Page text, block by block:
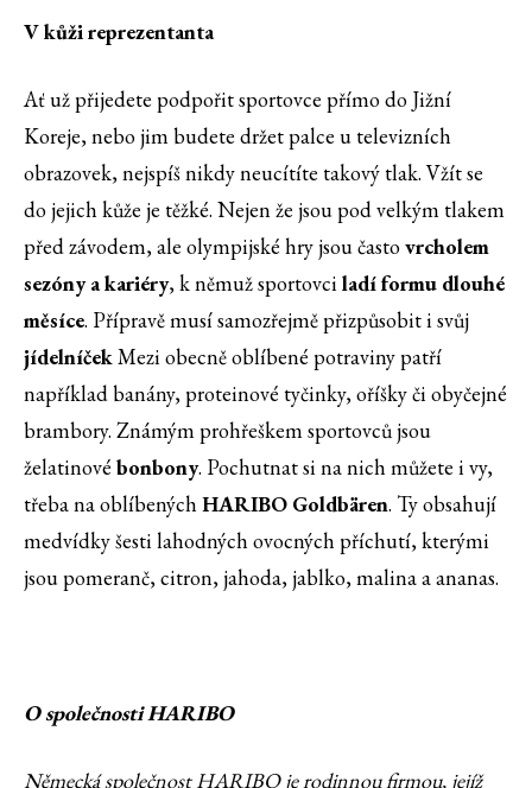
V kůži reprezentanta
Ať už přijedete podpořit sportovce přímo do Jižní
Koreje, nebo jim budete držet palce u televizních
obrazovek, nejspíš nikdy neucítíte takový tlak. Vžít se
do jejich kůže je těžké. Nejen že jsou pod velkým tlakem
před závodem, ale olympijské hry jsou častovrcholem
sezóny a kariéry, k němuž sportovciladí formu dlouhé
měsíce. Přípravě musí samozřejmě přizpůsobit i svůj
jídelníčekMezi obecně oblíbené potraviny patří
například banány, proteinové tyčinky, oříšky či obyčejné
brambory. Známým prohřeškem sportovců jsou
želatinové bonbony. Pochutnat si na nich můžete i vy,
třeba na oblíbenýchHARIBO Goldbären. Ty obsahují
medvídky šesti lahodných ovocných příchutí, kterými
jsou pomeranč, citron, jahoda, jablko, malina a ananas.
O společnosti HARIBO
Německá společnost HARIBO je rodinnou firmou, jejíž